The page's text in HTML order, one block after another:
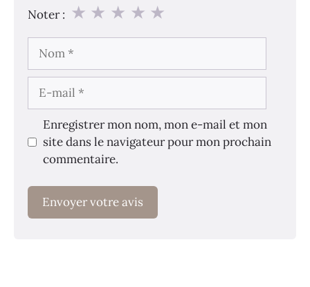
Noter : ★
★
★
★
★
Nom
E-
mail
Enregistrer mon nom, mon e-mail et mon
site dans le navigateur pour mon prochain
commentaire.